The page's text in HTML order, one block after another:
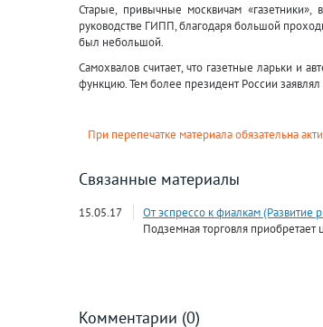
Старые, привычные москвичам
руководстве ГИПП, благодаря большой
был небольшой.
Самохвалов считает, что газетные ларьки и
функцию. Тем более президент России
При перепечатке материала обязательна
Связанные материалы
15.05.17
От эспрессо к фиалкам (Развитие
Подземная торговля
Комментарии (0)